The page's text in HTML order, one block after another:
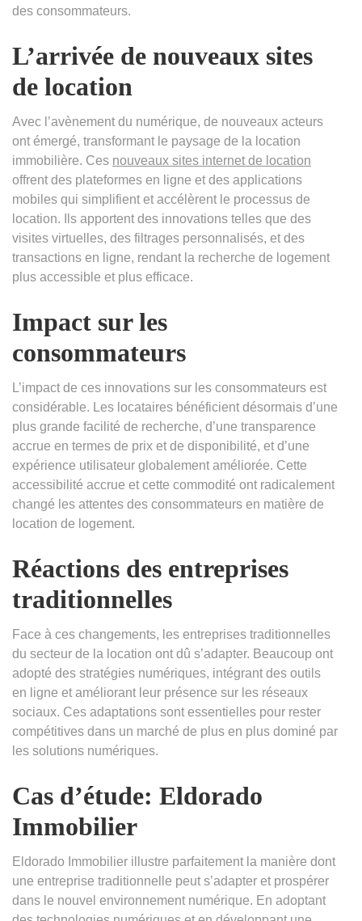
des consommateurs.
L’arrivée de nouveaux sites
de location
Avec l’avènement du numérique, de nouveaux acteurs
ont émergé, transformant le paysage de la location
immobilière. Ces nouveaux sites internet de location
offrent des plateformes en ligne et des applications
mobiles qui simplifient et accélèrent le processus de
location. Ils apportent des innovations telles que des
visites virtuelles, des filtrages personnalisés, et des
transactions en ligne, rendant la recherche de logement
plus accessible et plus efficace.
Impact sur les
consommateurs
L’impact de ces innovations sur les consommateurs est
considérable. Les locataires bénéficient désormais d’une
plus grande facilité de recherche, d’une transparence
accrue en termes de prix et de disponibilité, et d’une
expérience utilisateur globalement améliorée. Cette
accessibilité accrue et cette commodité ont radicalement
changé les attentes des consommateurs en matière de
location de logement.
Réactions des entreprises
traditionnelles
Face à ces changements, les entreprises traditionnelles
du secteur de la location ont dû s’adapter. Beaucoup ont
adopté des stratégies numériques, intégrant des outils
en ligne et améliorant leur présence sur les réseaux
sociaux. Ces adaptations sont essentielles pour rester
compétitives dans un marché de plus en plus dominé par
les solutions numériques.
Cas d’étude: Eldorado
Immobilier
Eldorado Immobilier illustre parfaitement la manière dont
une entreprise traditionnelle peut s’adapter et prospérer
dans le nouvel environnement numérique. En adoptant